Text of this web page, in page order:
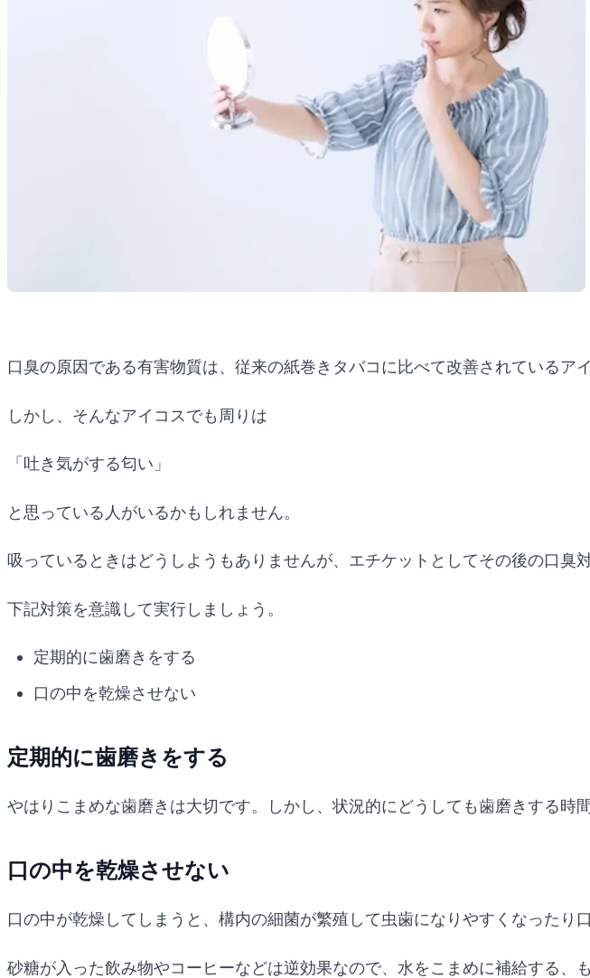
口臭の原因である有害物質は、従来の紙巻きタバコに比べて改善されているアイ
しかし、そんなアイコスでも周りは
「吐き気がする匂い」
と思っている人がいるかもしれません。
吸っているときはどうしようもありませんが、エチケットとしてその後の口臭
下記対策を意識して実行しましょう。
定期的に歯磨きをする
口の中を乾燥させない
定期的に歯磨きをする
やはりこまめな歯磨きは大切です。しかし、状況的にどうしても歯磨きする時
口の中を乾燥させない
口の中が乾燥してしまうと、構内の細菌が繁殖して虫歯になりやすくなったり
砂糖が入った飲み物やコーヒーなどは逆効果なので、水をこまめに補給する、